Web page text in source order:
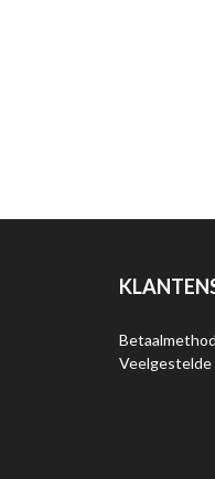
Veelgestelde